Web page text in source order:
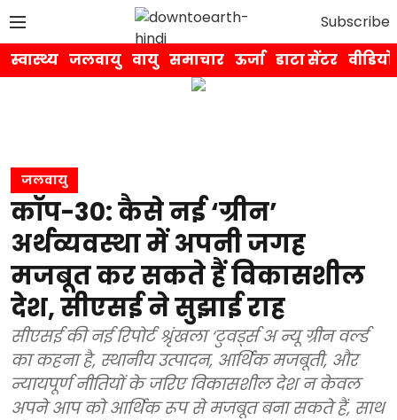
Subscribe
स्वास्थ्य जलवायु वायु समाचार ऊर्जा डाटा सेंटर वीडियो
जलवायु
कॉप-30: कैसे नई ‘ग्रीन’
अर्थव्यवस्था में अपनी जगह
मजबूत कर सकते हैं विकासशील
देश, सीएसई ने सुझाई राह
सीएसई की नई रिपोर्ट श्रृंखला ‘टुवर्ड्स अ न्यू ग्रीन वर्ल्ड
का कहना है, स्थानीय उत्पादन, आर्थिक मजबूती, और
न्यायपूर्ण नीतियों के जरिए विकासशील देश न केवल
अपने आप को आर्थिक रूप से मजबूत बना सकते हैं, साथ